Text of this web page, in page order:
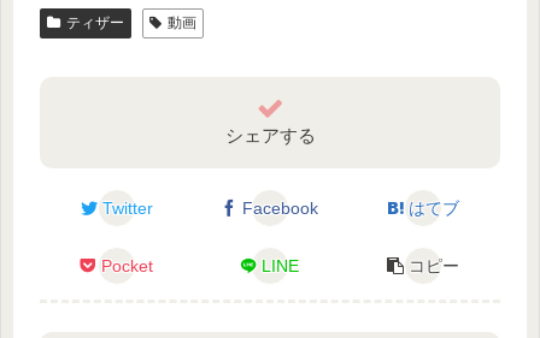
☁️その他☁️
https://lit.link/unadeyubuki
lit.link
ティザー 動画
シェアする
Twitter Facebook はてブ
Pocket LINE コピー